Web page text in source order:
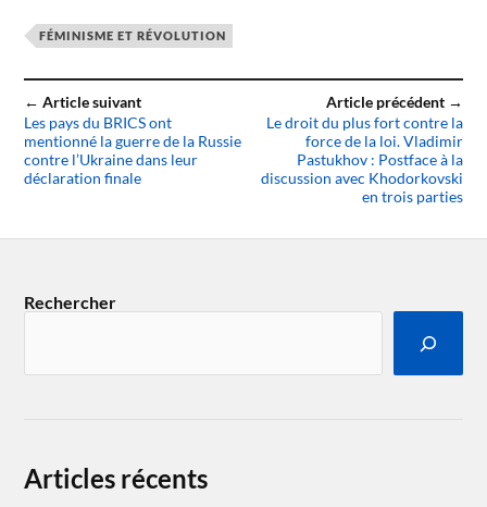
FÉMINISME ET RÉVOLUTION
← Article suivant
Les pays du BRICS ont
mentionné la guerre de la Russie
contre l’Ukraine dans leur
déclaration finale
Article précédent →
Le droit du plus fort contre la
force de la loi. Vladimir
Pastukhov : Postface à la
discussion avec Khodorkovski
en trois parties
Rechercher
Articles récents